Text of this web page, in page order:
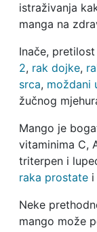
istraživanja
manga na
Inače,
2, rak dojke,
srca, moždani
žučnog
Mango je
vitaminima C,
triterpen i
raka prostatei
Neke
mango može